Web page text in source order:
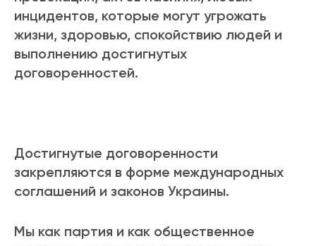
инцидентов, которые могут угрожать
жизни, здоровью, спокойствию людей и
выполнению достигнутых
договоренностей.
Достигнутые договоренности
закрепляются в форме международных
соглашений и законов Украины.
Мы как партия и как общественное